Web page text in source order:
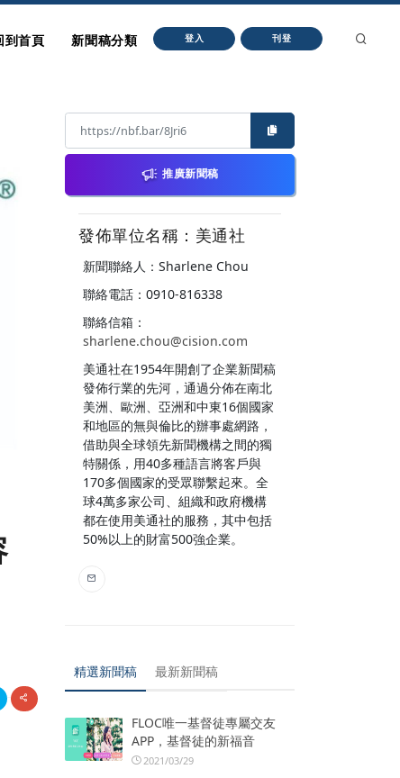
到首頁 新聞稿分類 登入 刊登
推廣新聞稿
發佈單位名稱：美通社
新聞聯絡人：Sharlene Chou
聯絡電話：0910-816338
聯絡信箱：
sharlene.chou@cision.com
美通社在1954年開創了企業新聞稿
發佈行業的先河，通過分佈在南北
美洲、歐洲、亞洲和中東16個國家
和地區的無與倫比的辦事處網路，
借助與全球領先新聞機構之間的獨
特關係，用40多種語言將客戶與
170多個國家的受眾聯繫起來。全
球4萬多家公司、組織和政府機構
都在使用美通社的服務，其中包括
50%以上的財富500強企業。
精選新聞稿 最新新聞稿
FLOC唯一基督徒專屬交友
APP，基督徒的新福音
2021/03/29